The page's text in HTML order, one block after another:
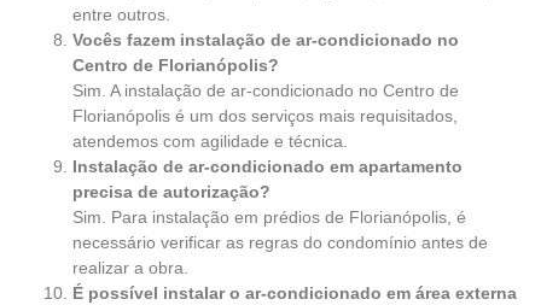
entre outros.
Vocês fazem instalação de ar-condicionado no
Centro de Florianópolis?
Sim. A instalação de ar-condicionado no Centro de
Florianópolis é um dos serviços mais requisitados,
atendemos com agilidade e técnica.
Instalação de ar-condicionado em apartamento
precisa de autorização?
Sim. Para instalação em prédios de Florianópolis, é
necessário verificar as regras do condomínio antes de
realizar a obra.
É possível instalar o ar-condicionado em área externa